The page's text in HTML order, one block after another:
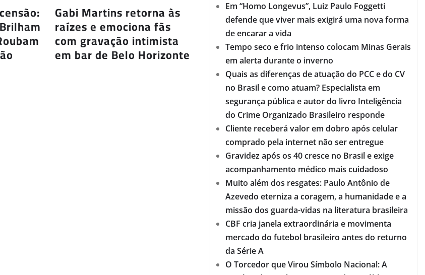
Gabi Martins retorna às
raízes e emociona fãs
com gravação intimista
em bar de Belo Horizonte
Em “Homo Longevus”, Luiz Paulo Foggetti
defende que viver mais exigirá uma nova forma
de encarar a vida
Tempo seco e frio intenso colocam Minas Gerais
em alerta durante o inverno
Quais as diferenças de atuação do PCC e do CV
no Brasil e como atuam? Especialista em
segurança pública e autor do livro Inteligência
do Crime Organizado Brasileiro responde
Cliente receberá valor em dobro após celular
comprado pela internet não ser entregue
Gravidez após os 40 cresce no Brasil e exige
acompanhamento médico mais cuidadoso
Muito além dos resgates: Paulo Antônio de
Azevedo eterniza a coragem, a humanidade e a
missão dos guarda-vidas na literatura brasileira
CBF cria janela extraordinária e movimenta
mercado do futebol brasileiro antes do returno
da Série A
O Torcedor que Virou Símbolo Nacional: A